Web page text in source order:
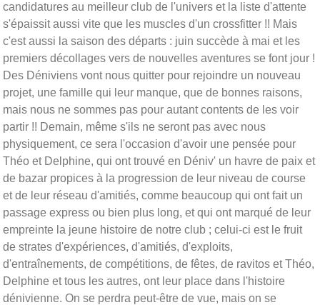
candidatures au meilleur club de l'univers et la liste d'attente
s'épaissit aussi vite que les muscles d'un crossfitter !! Mais
c'est aussi la saison des départs : juin succède à mai et les
premiers décollages vers de nouvelles aventures se font jour !
Des Déniviens vont nous quitter pour rejoindre un nouveau
projet, une famille qui leur manque, que de bonnes raisons,
mais nous ne sommes pas pour autant contents de les voir
partir !! Demain, même s'ils ne seront pas avec nous
physiquement, ce sera l'occasion d'avoir une pensée pour
Théo et Delphine, qui ont trouvé en Déniv' un havre de paix et
de bazar propices à la progression de leur niveau de course
et de leur réseau d'amitiés, comme beaucoup qui ont fait un
passage express ou bien plus long, et qui ont marqué de leur
empreinte la jeune histoire de notre club ; celui-ci est le fruit
de strates d'expériences, d'amitiés, d'exploits,
d'entraînements, de compétitions, de fêtes, de ravitos et Théo,
Delphine et tous les autres, ont leur place dans l'histoire
dénivienne. On se perdra peut-être de vue, mais on se